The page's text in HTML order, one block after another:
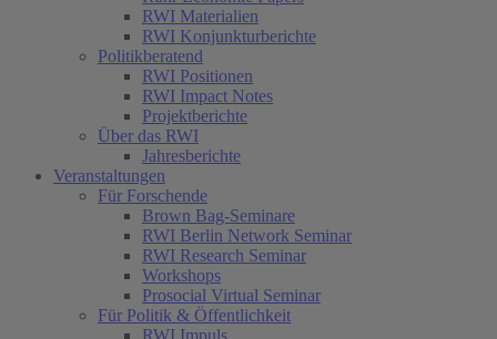
RWI Materialien
RWI Konjunkturberichte
Politikberatend
RWI Positionen
RWI Impact Notes
Projektberichte
Über das RWI
Jahresberichte
Veranstaltungen
Für Forschende
Brown Bag-Seminare
RWI Berlin Network Seminar
RWI Research Seminar
Workshops
Prosocial Virtual Seminar
Für Politik & Öffentlichkeit
RWI Impuls